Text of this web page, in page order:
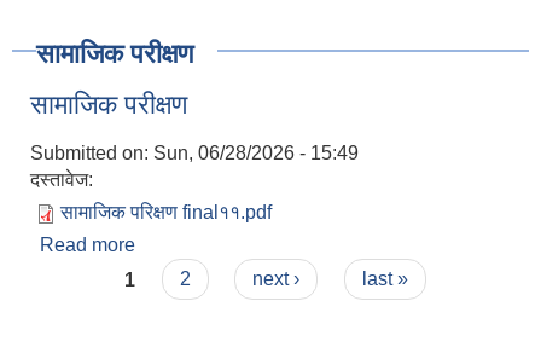
सामाजिक परीक्षण
सामाजिक परीक्षण
Submitted on: Sun, 06/28/2026 - 15:49
दस्तावेज:
सामाजिक परिक्षण final११.pdf
Read more
Pages
1 2 next › last »